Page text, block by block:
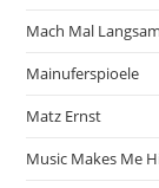
Mach Mal Langsam
Mainuferspioele
Matz Ernst
Music Makes Me